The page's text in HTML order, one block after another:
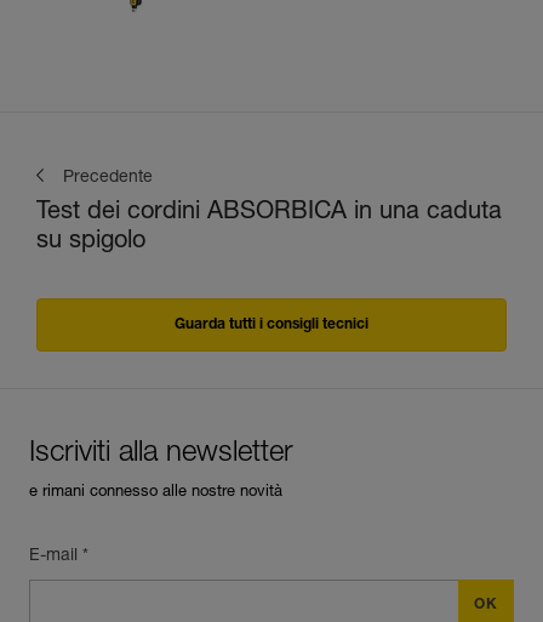
Precedente
Test dei cordini ABSORBICA in una caduta
su spigolo
Guarda tutti i consigli tecnici
Iscriviti alla newsletter
e rimani connesso alle nostre novità
E-mail *